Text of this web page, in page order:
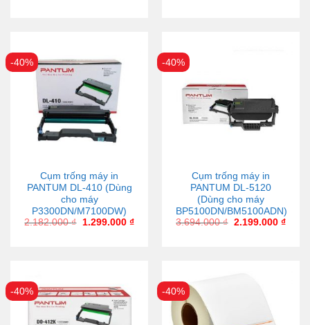
-40%
Cụm trống máy in
PANTUM DL-410 (Dùng
cho máy
P3300DN/M7100DW)
2.182.000₫ 1.299.000 ₫
-40%
Cụm trống máy in
PANTUM DL-5120
(Dùng cho máy
BP5100DN/BM5100ADN)
3.694.000₫ 2.199.000 ₫
-40% -40%